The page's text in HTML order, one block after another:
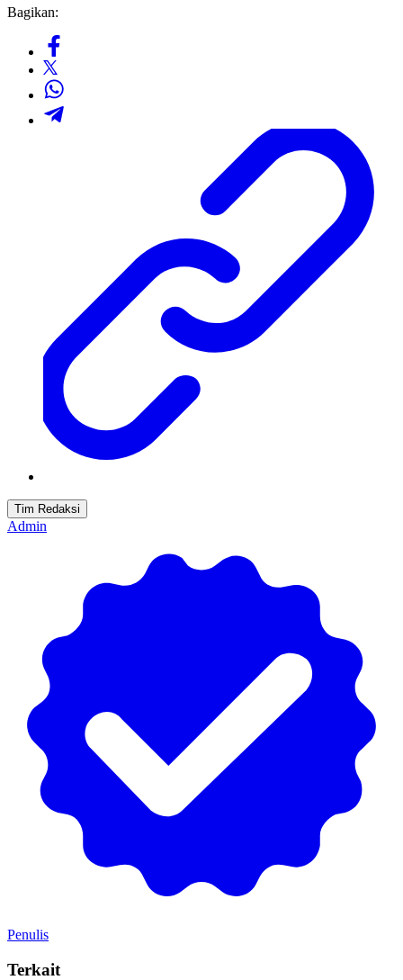
Bagikan:
Tim Redaksi
Admin
Penulis
Terkait